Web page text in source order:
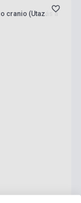
cranio (Utazás a